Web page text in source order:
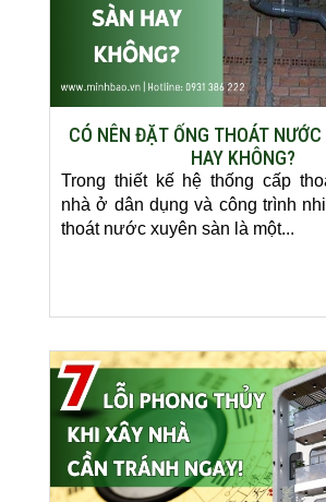
CÓ NÊN ĐẶT ỐNG THOÁT NƯỚC
HAY KHÔNG?
Trong thiết kế hệ thống cấp
nhà ở dân dụng và công trình
thoát nước xuyên sàn là một...